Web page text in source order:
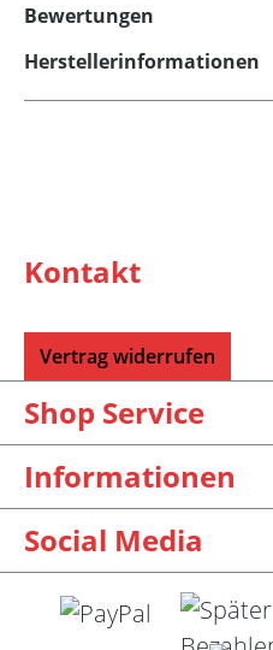
Bewertungen
Herstellerinformationen
Kontakt
Vertrag widerrufen
Shop Service
Informationen
Social Media